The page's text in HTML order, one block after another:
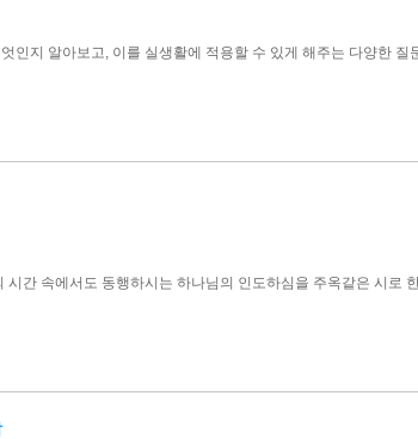
인지 알아보고, 이를 실생활에 적용할 수 있게 해주는 다양한 질
시간 속에서도 동행하시는 하나님의 인도하심을 주옥같은 시로